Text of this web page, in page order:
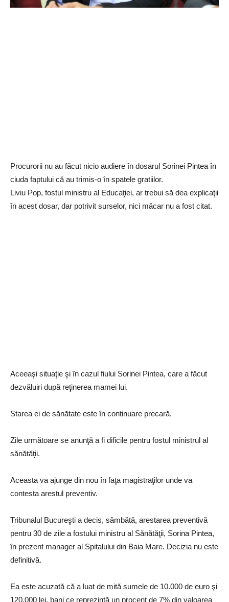
Procurorii nu au făcut nicio audiere în dosarul Sorinei Pintea în
ciuda faptului că au trimis-o în spatele gratiilor.
Liviu Pop, fostul ministru al Educaţiei, ar trebui să dea explicaţii
în acest dosar, dar potrivit surselor, nici măcar nu a fost citat.
Aceeaşi situaţie şi în cazul fiului Sorinei Pintea, care a făcut
dezvăluiri după reţinerea mamei lui.
Starea ei de sănătate este în continuare precară.
Zile următoare se anunţă a fi dificile pentru fostul ministrul al
sănătăţii.
Aceasta va ajunge din nou în faţa magistraţilor unde va
contesta arestul preventiv.
Tribunalul Bucureşti a decis, sâmbătă, arestarea preventivă
pentru 30 de zile a fostului ministru al Sănătăţii, Sorina Pintea,
în prezent manager al Spitalului din Baia Mare. Decizia nu este
definitivă.
Ea este acuzată că a luat de mită sumele de 10.000 de euro şi
120.000 lei, bani ce reprezintă un procent de 7% din valoarea